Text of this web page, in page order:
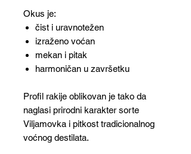
Okus je:
čist i uravnotežen
izraženo voćan
mekan i pitak
harmoničan u završetku
Profil rakije oblikovan je tako da
naglasi prirodni karakter sorte
Viljamovka i pitkost tradicionalnog
voćnog destilata.